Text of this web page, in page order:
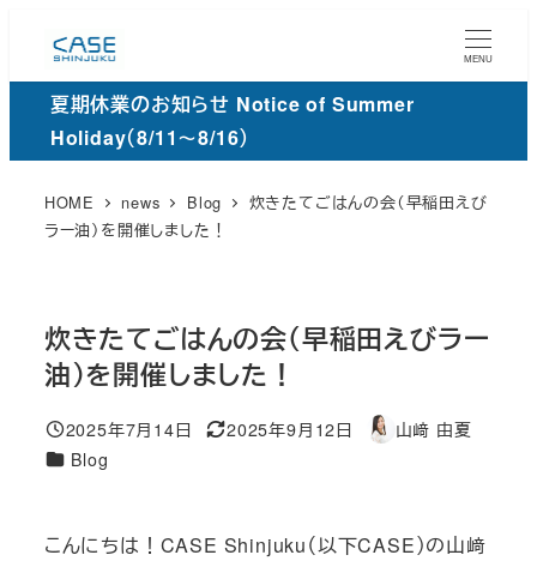
ン
MENU
夏期休業のお知らせ Notice of Summer
Holiday（8/11～8/16）
HOME news Blog
炊きたてごはんの会（早稲田えび
ラー油）を開催しました！
炊きたてごはんの会（早稲田えびラー
油）を開催しました！
投稿日
2025年7月14日
更
2025年9月12日
著
山﨑 由夏
カ
リ
Blog
こんにちは！CASE Shinjuku（以下CASE）の山﨑